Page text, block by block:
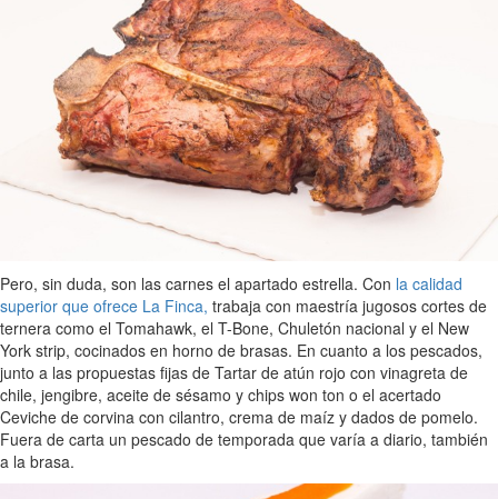
Pero, sin duda, son las carnes el apartado estrella. Con la calidad
superior que ofrece La Finca, trabaja con maestría jugosos cortes de
ternera como el Tomahawk, el T-Bone, Chuletón nacional y el New
York strip, cocinados en horno de brasas. En cuanto a los pescados,
junto a las propuestas fijas de Tartar de atún rojo con vinagreta de
chile, jengibre, aceite de sésamo y chips won ton o el acertado
Ceviche de corvina con cilantro, crema de maíz y dados de pomelo.
Fuera de carta un pescado de temporada que varía a diario, también
a la brasa.